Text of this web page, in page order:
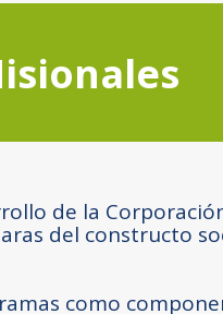
de la
del constructo
como